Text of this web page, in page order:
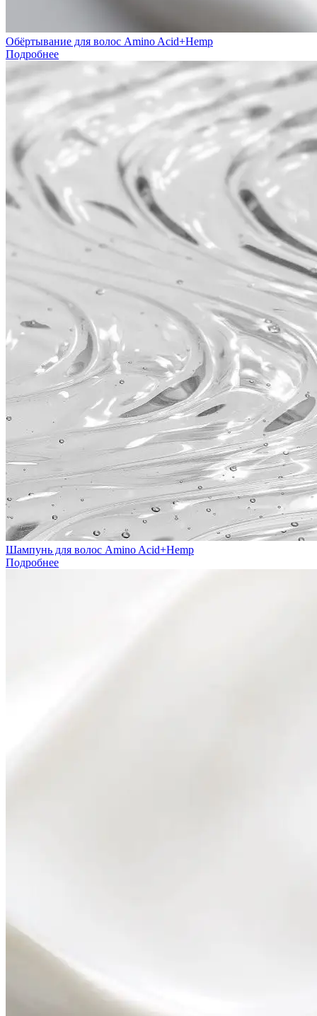
Обёртывание для волос Amino Acid+Hemp
Подробнее
Шампунь для волос Amino Acid+Hemp
Подробнее